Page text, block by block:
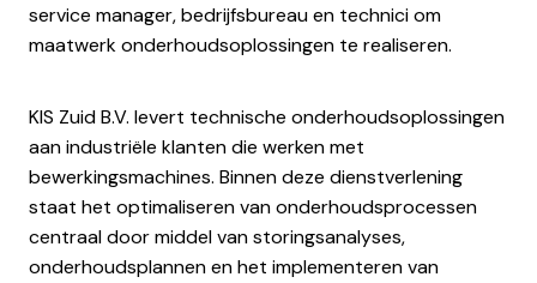
service manager, bedrijfsbureau en technici om
maatwerk onderhoudsoplossingen te realiseren.
KIS Zuid B.V. levert technische onderhoudsoplossingen
aan industriële klanten die werken met
bewerkingsmachines. Binnen deze dienstverlening
staat het optimaliseren van onderhoudsprocessen
centraal door middel van storingsanalyses,
onderhoudsplannen en het implementeren van